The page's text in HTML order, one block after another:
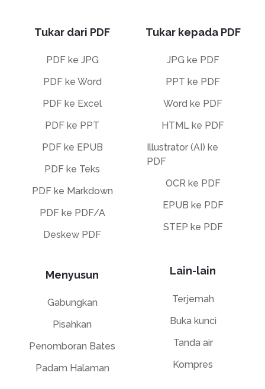
Tukar dari PDF
PDF ke JPG
PDF ke Word
PDF ke Excel
PDF ke PPT
PDF ke EPUB
PDF ke Teks
PDF ke Markdown
PDF ke PDF/A
Deskew PDF
Menyusun
Gabungkan
Pisahkan
Penomboran Bates
Padam Halaman
Tukar kepada PDF
JPG ke PDF
PPT ke PDF
Word ke PDF
HTML ke PDF
Illustrator (AI) ke
PDF
OCR ke PDF
EPUB ke PDF
STEP ke PDF
Lain-lain
Terjemah
Buka kunci
Tanda air
Kompres